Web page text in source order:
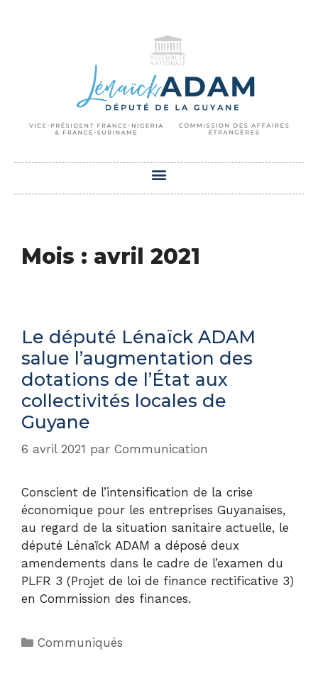
Mois : avril 2021
Le député Lénaïck ADAM
salue l’augmentation des
dotations de l’État aux
collectivités locales de
Guyane
6 avril 2021 par Communication
Conscient de l’intensification de la crise
économique pour les entreprises Guyanaises,
au regard de la situation sanitaire actuelle, le
député Lénaïck ADAM a déposé deux
amendements dans le cadre de l’examen du
PLFR 3 (Projet de loi de finance rectificative 3)
en Commission des finances.
Communiqués